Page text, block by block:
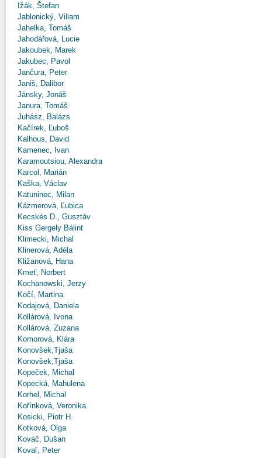
Ižák, Štefan
Jablonický, Viliam
Jahelka, Tomáš
Jahodářová, Lucie
Jakoubek, Marek
Jakubec, Pavol
Jančura, Peter
Janiš, Dalibor
Jánsky, Jonáš
Janura, Tomáš
Juhász, Balázs
Kačírek, Ľuboš
Kalhous, David
Kamenec, Ivan
Karamoutsiou, Alexandra
Karcol, Marián
Kaška, Václav
Katuninec, Milan
Kázmerová, Ľubica
Kecskés D., Gusztáv
Kiss Gergely Bálint
Klimecki, Michal
Klinerová, Adéla
Kližanová, Hana
Kmeť, Norbert
Kochanowski, Jerzy
Kočí, Martina
Kodajová, Daniela
Kollárová, Ivona
Kollárová, Zuzana
Komorová, Klára
Konovšek,Tjaša
Konovšek,Tjaša
Kopeček, Michal
Kopecká, Mahulena
Korhel, Michal
Kořínková, Veronika
Kosicki, Piotr H.
Kotková, Olga
Kováč, Dušan
Kovaľ, Peter